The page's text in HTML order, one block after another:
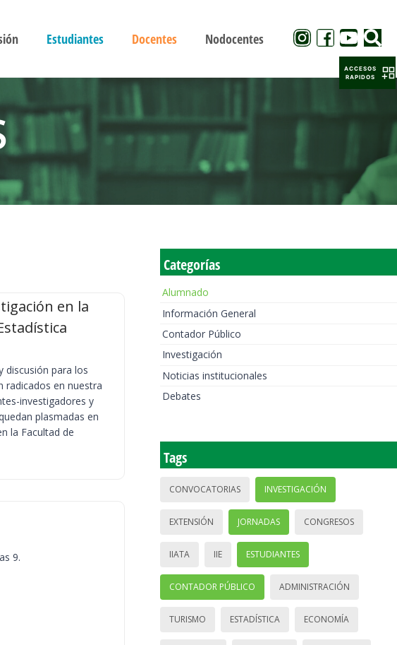
Estudiantes Docentes Nodocentes
en la
discusión para los
radicados en nuestra
investigadores y
plasmadas en
la Facultad de
9.
Categorías
Alumnado
Información General
Contador Público
Investigación
Noticias institucionales
Debates
Tags
CONVOCATORIAS INVESTIGACIÓN
EXTENSIÓN JORNADAS CONGRESOS
IIATA IIE ESTUDIANTES
CONTADOR PÚBLICO ADMINISTRACIÓN
TURISMO ESTADÍSTICA ECONOMÍA
ACCESOS
RAPIDOS